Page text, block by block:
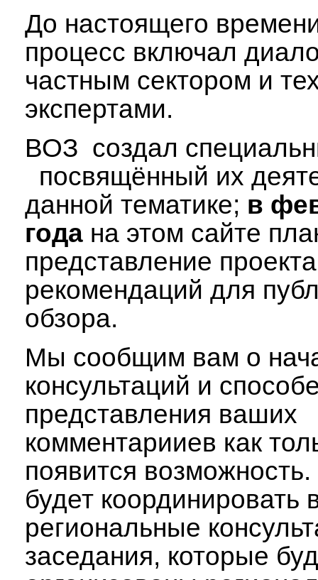
До настоящего
процесс включал
частным сектором и
экспертами.
ВОЗ создал
посвящённый их
данной тематике; в
года на этом сайте
представление проекта
рекомендаций для
обзора.
Мы сообщим вам о
консультаций и
представления ваших
комментарииев как
появится
будет координировать
региональные
заседания, которые